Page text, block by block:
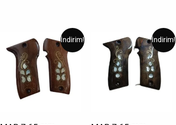
İndirim!
fiyat:
₺1.000,00.
Şu
andaki
fiyat:
₺500,00.
İndirim!
Orijinal
fiyat:
₺1.000,00.
Şu
andaki
fiyat:
₺550,00.